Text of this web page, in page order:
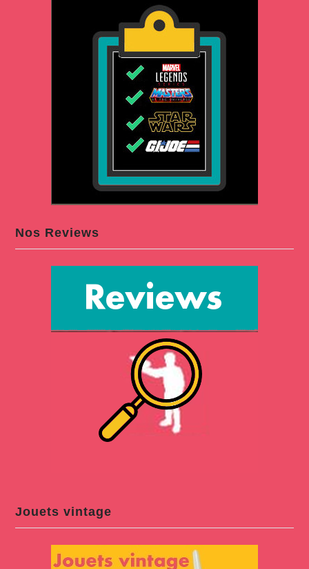
Nos Reviews
Jouets vintage